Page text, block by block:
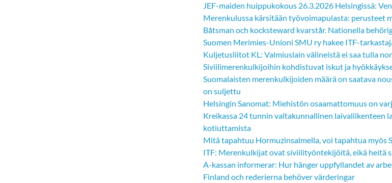
JEF-maiden huippukokous 26.3.2026 Helsingissä:
Merenkulussa kärsitään työvoimapulasta: perusteet
Båtsman och kocksteward kvarstår. Nationella
Suomen Merimies-Unioni SMU ry hakee ITF-
Kuljetusliitot KL: Valmiuslain välineistä ei saa tulla
Siviilimerenkulkijoihin kohdistuvat iskut ja
Suomalaisten merenkulkijoiden määrä on saatava
on suljettu
Helsingin Sanomat: Miehistön osaamattomuus on
Kreikassa 24 tunnin valtakunnallinen laivaliikenteen
kotiuttamista
Mitä tapahtuu Hormuzinsalmella, voi tapahtua myös
ITF: Merenkulkijat ovat siviilityöntekijöitä, eikä heitä
A-kassan informerar: Hur hänger uppfyllandet av
Finland och rederierna behöver värderingar